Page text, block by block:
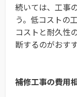
続いては、工事
う。低コストの
コストと耐久性
断するのがおす
補修工事の費用